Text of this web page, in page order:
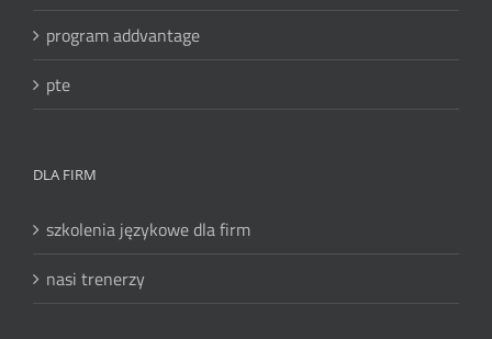
program addvantage
pte
DLA FIRM
szkolenia językowe dla firm
nasi trenerzy